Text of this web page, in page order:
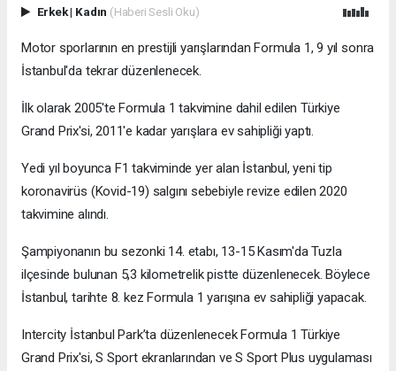
Erkek| Kadın (Haberi Sesli Oku)
Motor sporlarının en prestijli yarışlarından Formula 1, 9 yıl sonra
İstanbul'da tekrar düzenlenecek.
İlk olarak 2005'te Formula 1 takvimine dahil edilen Türkiye
Grand Prix'si, 2011'e kadar yarışlara ev sahipliği yaptı.
Yedi yıl boyunca F1 takviminde yer alan İstanbul, yeni tip
koronavirüs (Kovid-19) salgını sebebiyle revize edilen 2020
takvimine alındı.
Şampiyonanın bu sezonki 14. etabı, 13-15 Kasım'da Tuzla
ilçesinde bulunan 5,3 kilometrelik pistte düzenlenecek. Böylece
İstanbul, tarihte 8. kez Formula 1 yarışına ev sahipliği yapacak.
Intercity İstanbul Park’ta düzenlenecek Formula 1 Türkiye
Grand Prix'si, S Sport ekranlarından ve S Sport Plus uygulaması